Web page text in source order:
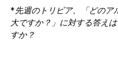
*先週のトリビア、「どのア
大ですか？」に対する答え
すか？